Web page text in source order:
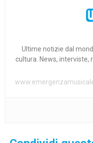
Ultime notizie dal
cultura. News, interviste,